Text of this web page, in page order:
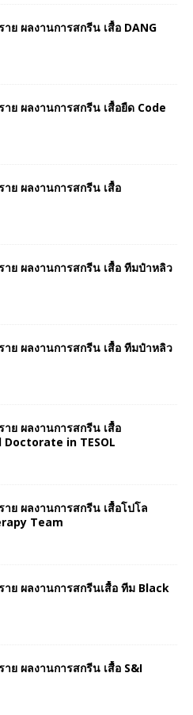
าย ผลงานการสกรีน เสื้อ DANG
าย ผลงานการสกรีน เสื้อยืด Code
าย ผลงานการสกรีน เสื้อ
าย ผลงานการสกรีน เสื้อ ทีมป๋าหลิว
าย ผลงานการสกรีน เสื้อ ทีมป๋าหลิว
าย ผลงานการสกรีน เสื้อ
in TESOL
าย ผลงานการสกรีน เสื้อโปโล
Team
าย ผลงานการสกรีนเสื้อ ทีม Black
าย ผลงานการสกรีน เสื้อ S&I